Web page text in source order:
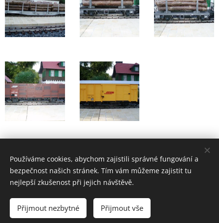
Zahradní železnice Mariánky
info@zzmarianky.cz
Jazyky
Čeština
Deutsch
Používáme cookies, abychom zajistili správné fungování a
bezpečnost našich stránek. Tím vám můžeme zajistit tu
nejlepší zkušenost při jejich návštěvě.
Přijmout nezbytné Přijmout vše